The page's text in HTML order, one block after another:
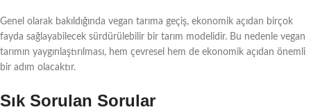
Genel olarak bakıldığında vegan tarıma geçiş, ekonomik açıdan birçok
fayda sağlayabilecek sürdürülebilir bir tarım modelidir. Bu nedenle vegan
tarımın yaygınlaştırılması, hem çevresel hem de ekonomik açıdan önemli
bir adım olacaktır.
Sık Sorulan Sorular